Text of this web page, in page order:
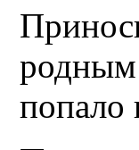
родным
попало